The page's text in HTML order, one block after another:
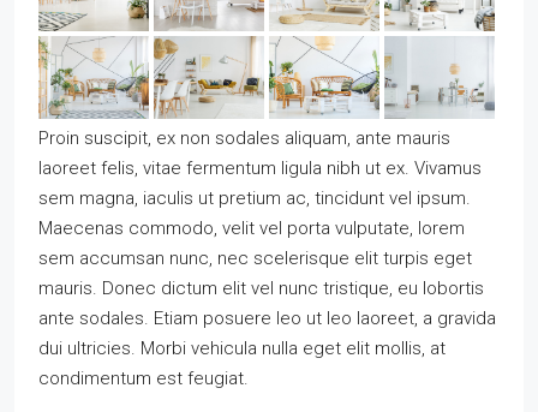
Proin suscipit, ex non sodales aliquam, ante mauris
laoreet felis, vitae fermentum ligula nibh ut ex. Vivamus
sem magna, iaculis ut pretium ac, tincidunt vel ipsum.
Maecenas commodo, velit vel porta vulputate, lorem
sem accumsan nunc, nec scelerisque elit turpis eget
mauris. Donec dictum elit vel nunc tristique, eu lobortis
ante sodales. Etiam posuere leo ut leo laoreet, a gravida
dui ultricies. Morbi vehicula nulla eget elit mollis, at
condimentum est feugiat.